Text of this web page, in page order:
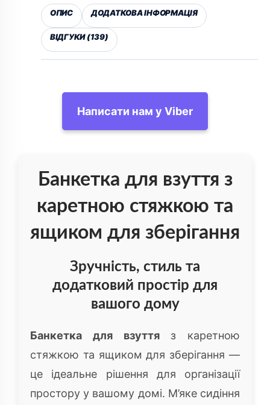
ОПИС ДОДАТКОВА ІНФОРМАЦІЯ
ВІДГУКИ (139)
Написати нам у Viber
Банкетка для взуття з
каретною стяжкою та
ящиком для зберігання
Зручність, стиль та
додатковий простір для
вашого дому
Банкетка для взуттяз каретною
стяжкою та ящиком для зберігання —
це ідеальне рішення для організації
простору у вашому домі. М’яке сидіння